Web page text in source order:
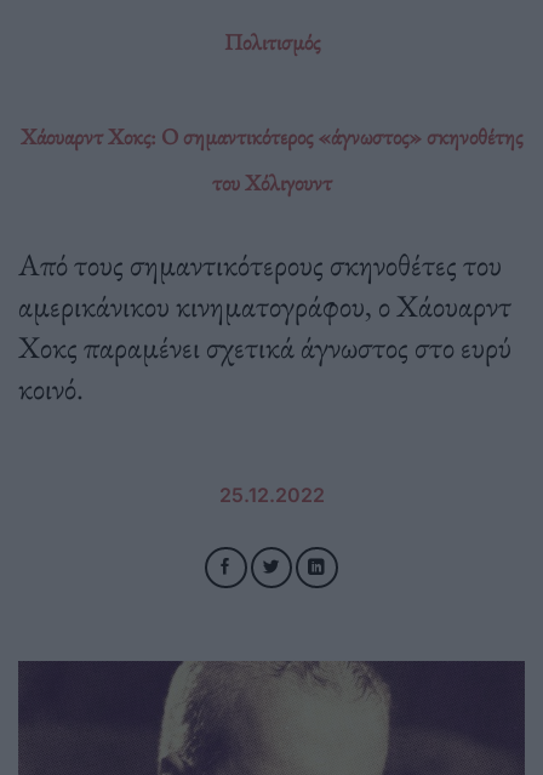
Πολιτισμός
Χάουαρντ Χοκς: Ο σημαντικότερος «άγνωστος» σκηνοθέτης
του Χόλιγουντ
Από τους σημαντικότερους σκηνοθέτες του
αμερικάνικου κινηματογράφου, ο Χάουαρντ
Χοκς παραμένει σχετικά άγνωστος στο ευρύ
κοινό.
25.12.2022